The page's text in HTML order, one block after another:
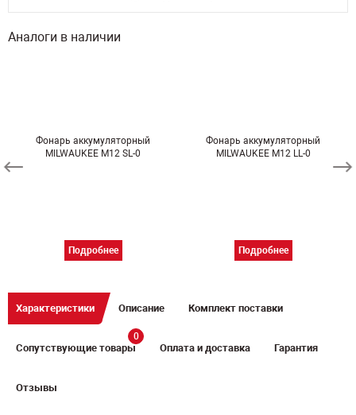
Аналоги в наличии
Фонарь аккумуляторный
MILWAUKEE M12 SL-0
Подробнее
Фонарь аккумуляторный
MILWAUKEE M12 LL-0
Подробнее
Характеристики Описание Комплект поставки
Сопутствующие товары
0
Оплата и доставка Гарантия
Отзывы